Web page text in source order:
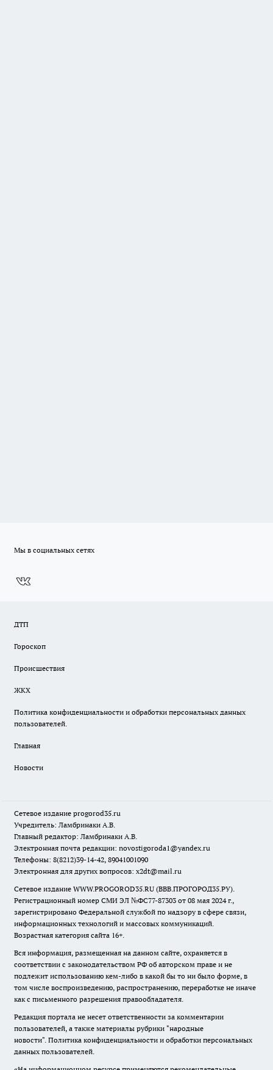
Мы в социальных сетях
ДТП
Гороскоп
Происшествия
ЖКХ
Политика конфиденциальности и обработки персональных данных
пользователей.
Главная
Новости
Сетевое издание progorod35.ru
Учредитель: Ламбринаки А.В.
Главный редактор: Ламбринаки А.В.
Электронная почта редакции: novostigoroda1@yandex.ru
Телефоны: 8(8212)39-14-42, 89041001090
Электронная для других вопросов: x2dt@mail.ru
Сетевое издание WWW.PROGOROD35.RU (ВВВ.ПРОГОРОД35.РУ).
Регистрационный номер СМИ ЭЛ №ФС77-87303 от 08 мая 2024 г.,
зарегистрировано Федеральной службой по надзору в сфере связи,
информационных технологий и массовых коммуникаций.
Возрастная категория сайта 16+.
Вся информация, размещенная на данном сайте, охраняется в
соответствии с законодательством РФ об авторском праве и не
подлежит использованию кем-либо в какой бы то ни было форме, в
том числе воспроизведению, распространению, переработке не иначе
как с письменного разрешения правообладателя.
Редакция портала не несет ответственности за комментарии
пользователей, а также материалы рубрики "народные
новости". Политика конфиденциальности и обработки персональных
данных пользователей.